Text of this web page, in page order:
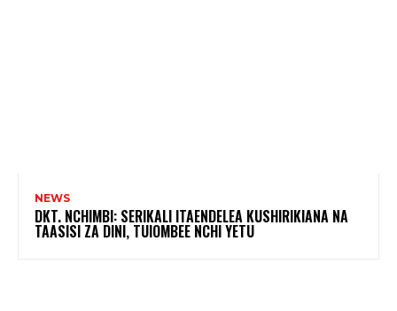
NEWS
DKT. NCHIMBI: SERIKALI ITAENDELEA KUSHIRIKIANA NA
TAASISI ZA DINI, TUIOMBEE NCHI YETU